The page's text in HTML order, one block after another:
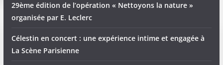
29ème édition de l’opération « Nettoyons la nature »
organisée par E. Leclerc
Célestin en concert : une expérience intime et engagée à
La Scène Parisienne